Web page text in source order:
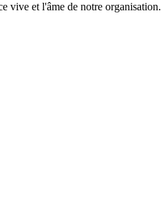
vive et l'âme de notre organisation.